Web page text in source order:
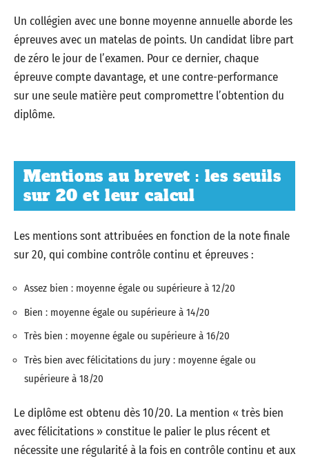
Un collégien avec une bonne moyenne annuelle aborde les
épreuves avec un matelas de points. Un candidat libre part
de zéro le jour de l’examen. Pour ce dernier, chaque
épreuve compte davantage, et une contre-performance
sur une seule matière peut compromettre l’obtention du
diplôme.
Mentions au brevet : les seuils
sur 20 et leur calcul
Les mentions sont attribuées en fonction de la note finale
sur 20, qui combine contrôle continu et épreuves :
Assez bien : moyenne égale ou supérieure à 12/20
Bien : moyenne égale ou supérieure à 14/20
Très bien : moyenne égale ou supérieure à 16/20
Très bien avec félicitations du jury : moyenne égale ou
supérieure à 18/20
Le diplôme est obtenu dès 10/20. La mention « très bien
avec félicitations » constitue le palier le plus récent et
nécessite une régularité à la fois en contrôle continu et aux